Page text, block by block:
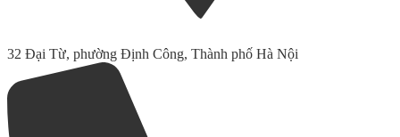
32 Đại Từ, phường Định Công, Thành phố Hà Nội